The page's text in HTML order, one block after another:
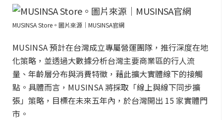
MUSINSA Store。圖片來源｜MUSINSA官網
MUSINSA 預計在台灣成立專屬營運團隊，推行深度在地
化策略，並透過大數據分析台灣主要商業區的行人流
量、年齡層分布與消費特徵，藉此擴大實體線下的接觸
點。具體而言，MUSINSA 將採取「線上與線下同步擴
張」策略，目標在未來五年內，於台灣開出 15 家實體門
市。